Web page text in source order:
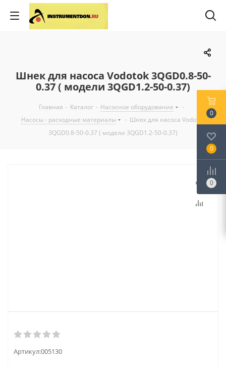
Шнек для насоса Vodotok 3QGD0.8-50-
0.37 ( модели 3QGD1.2-50-0.37)
Главная - Каталог - Насосное оборудование
-
Насосы - расходные материалы
- Шнек для насоса Vodotok
3QGD0.8-50-0.37 ( модели 3QGD1.2-50-0.37)
Артикул:005130
0
0
0